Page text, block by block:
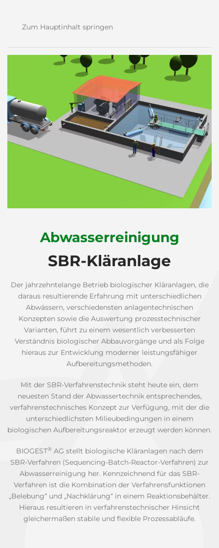
Zum Hauptinhalt springen
Abwasserreinigung
SBR-Kläranlage
Der jahrzehntelange Betrieb biologischer Kläranlagen, die
daraus resultierende Erfahrung mit unterschiedlichen
Abwässern, verschiedensten anlagentechnischen
Konzepten sowie die Auswertung prozesstechnischer
Varianten, führt zu einem wesentlich verbesserten
Verständnis biologischer Abbauvorgänge und als Folge
hieraus zur Entwicklung moderner leistungsfähiger
Aufbereitungsmethoden.
Mit der SBR-Verfahrenstechnik steht heute ein, dem
neuesten Stand der Abwassertechnik entsprechendes,
verfahrenstechnisches Konzept zur Verfügung, mit der die
unterschiedlichsten Milieubedingungen in einem
biologischen Aufbereitungsreaktor erzeugt werden können.
BIOGEST®AG stellt biologische Kläranlagen nach dem
SBR-Verfahren (Sequencing-Batch-Reactor-Verfahren) zur
Abwasserreinigung her. Kennzeichnend für das SBR-
Verfahren ist die Kombination der Verfahrensfunktionen
„Belebung“ und „Nachklärung“ in einem Reaktionsbehälter.
Hieraus resultieren in verfahrenstechnischer Hinsicht
gleichermaßen stabile und flexible Prozessabläufe.